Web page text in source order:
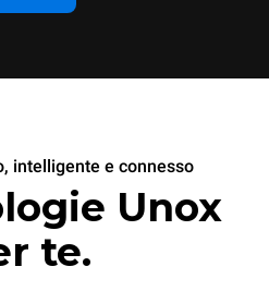
intelligente e connesso
Unox
te.